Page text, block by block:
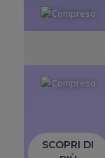
SCOPRI DI